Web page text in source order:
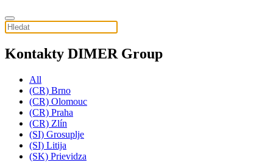
Kontakty DIMER Group
All
(CR) Brno
(CR) Olomouc
(CR) Praha
(CR) Zlín
(SI) Grosuplje
(SI) Litija
(SK) Prievidza